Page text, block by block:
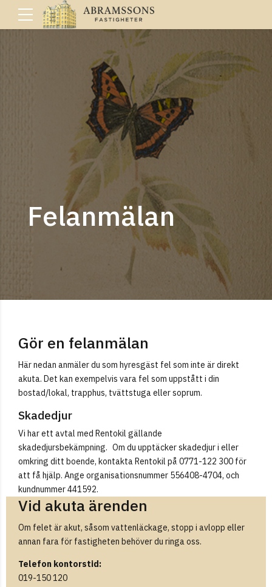
Felanmälan
Gör en felanmälan
Här nedan anmäler du som hyresgäst fel som inte är direkt
akuta. Det kan exempelvis vara fel som uppstått i din
bostad/lokal, trapphus, tvättstuga eller soprum.
Skadedjur
Vi har ett avtal med Rentokil gällande
skadedjursbekämpning. Om du upptäcker skadedjur i eller
omkring ditt boende, kontakta Rentokil på 0771-122 300 för
att få hjälp. Ange organisationsnummer 556408-4704, och
kundnummer 441592.
Vid akuta ärenden
Om felet är akut, såsom vattenläckage, stopp i avlopp eller
annan fara för fastigheten behöver du ringa oss.
Telefon kontorstid:
019-150 120